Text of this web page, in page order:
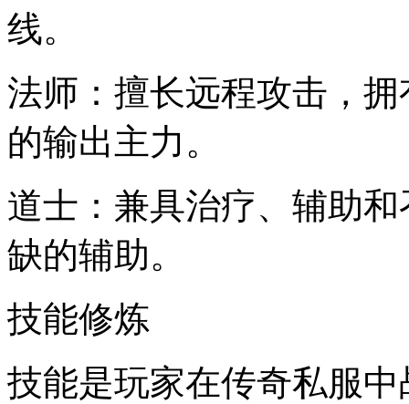
线。
法师：擅长远程攻击，
的输出主力。
道士：兼具治疗、辅助
缺的辅助。
技能修炼
技能是玩家在传奇私服